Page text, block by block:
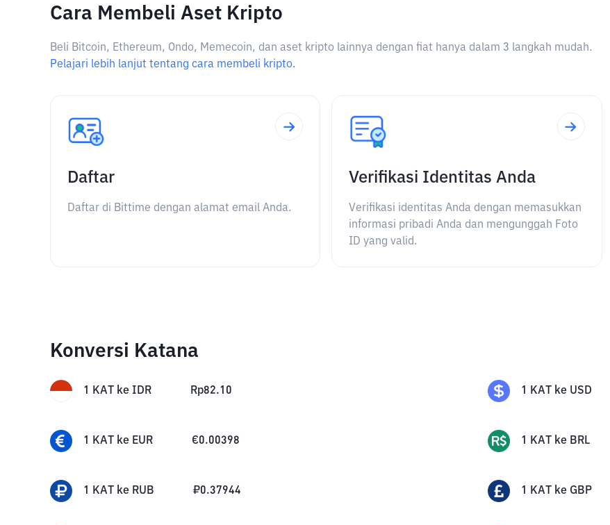
Cara Membeli Aset Kripto
Beli Bitcoin, Ethereum, Ondo, Memecoin, dan aset kripto lainnya dengan fiat hanya dalam 3 langkah mudah.
Pelajari lebih lanjut tentang cara membeli kripto.
Daftar
Daftar di Bittime dengan alamat email Anda.
Verifikasi Identitas Anda
Verifikasi identitas Anda dengan memasukkan
informasi pribadi Anda dan mengunggah Foto
ID yang valid.
Konversi Katana
1 KAT ke IDR Rp82.10 1 KAT ke USD
1 KAT ke EUR €0.00398 1 KAT ke BRL
1 KAT ke RUB ₽0.37944 1 KAT ke GBP